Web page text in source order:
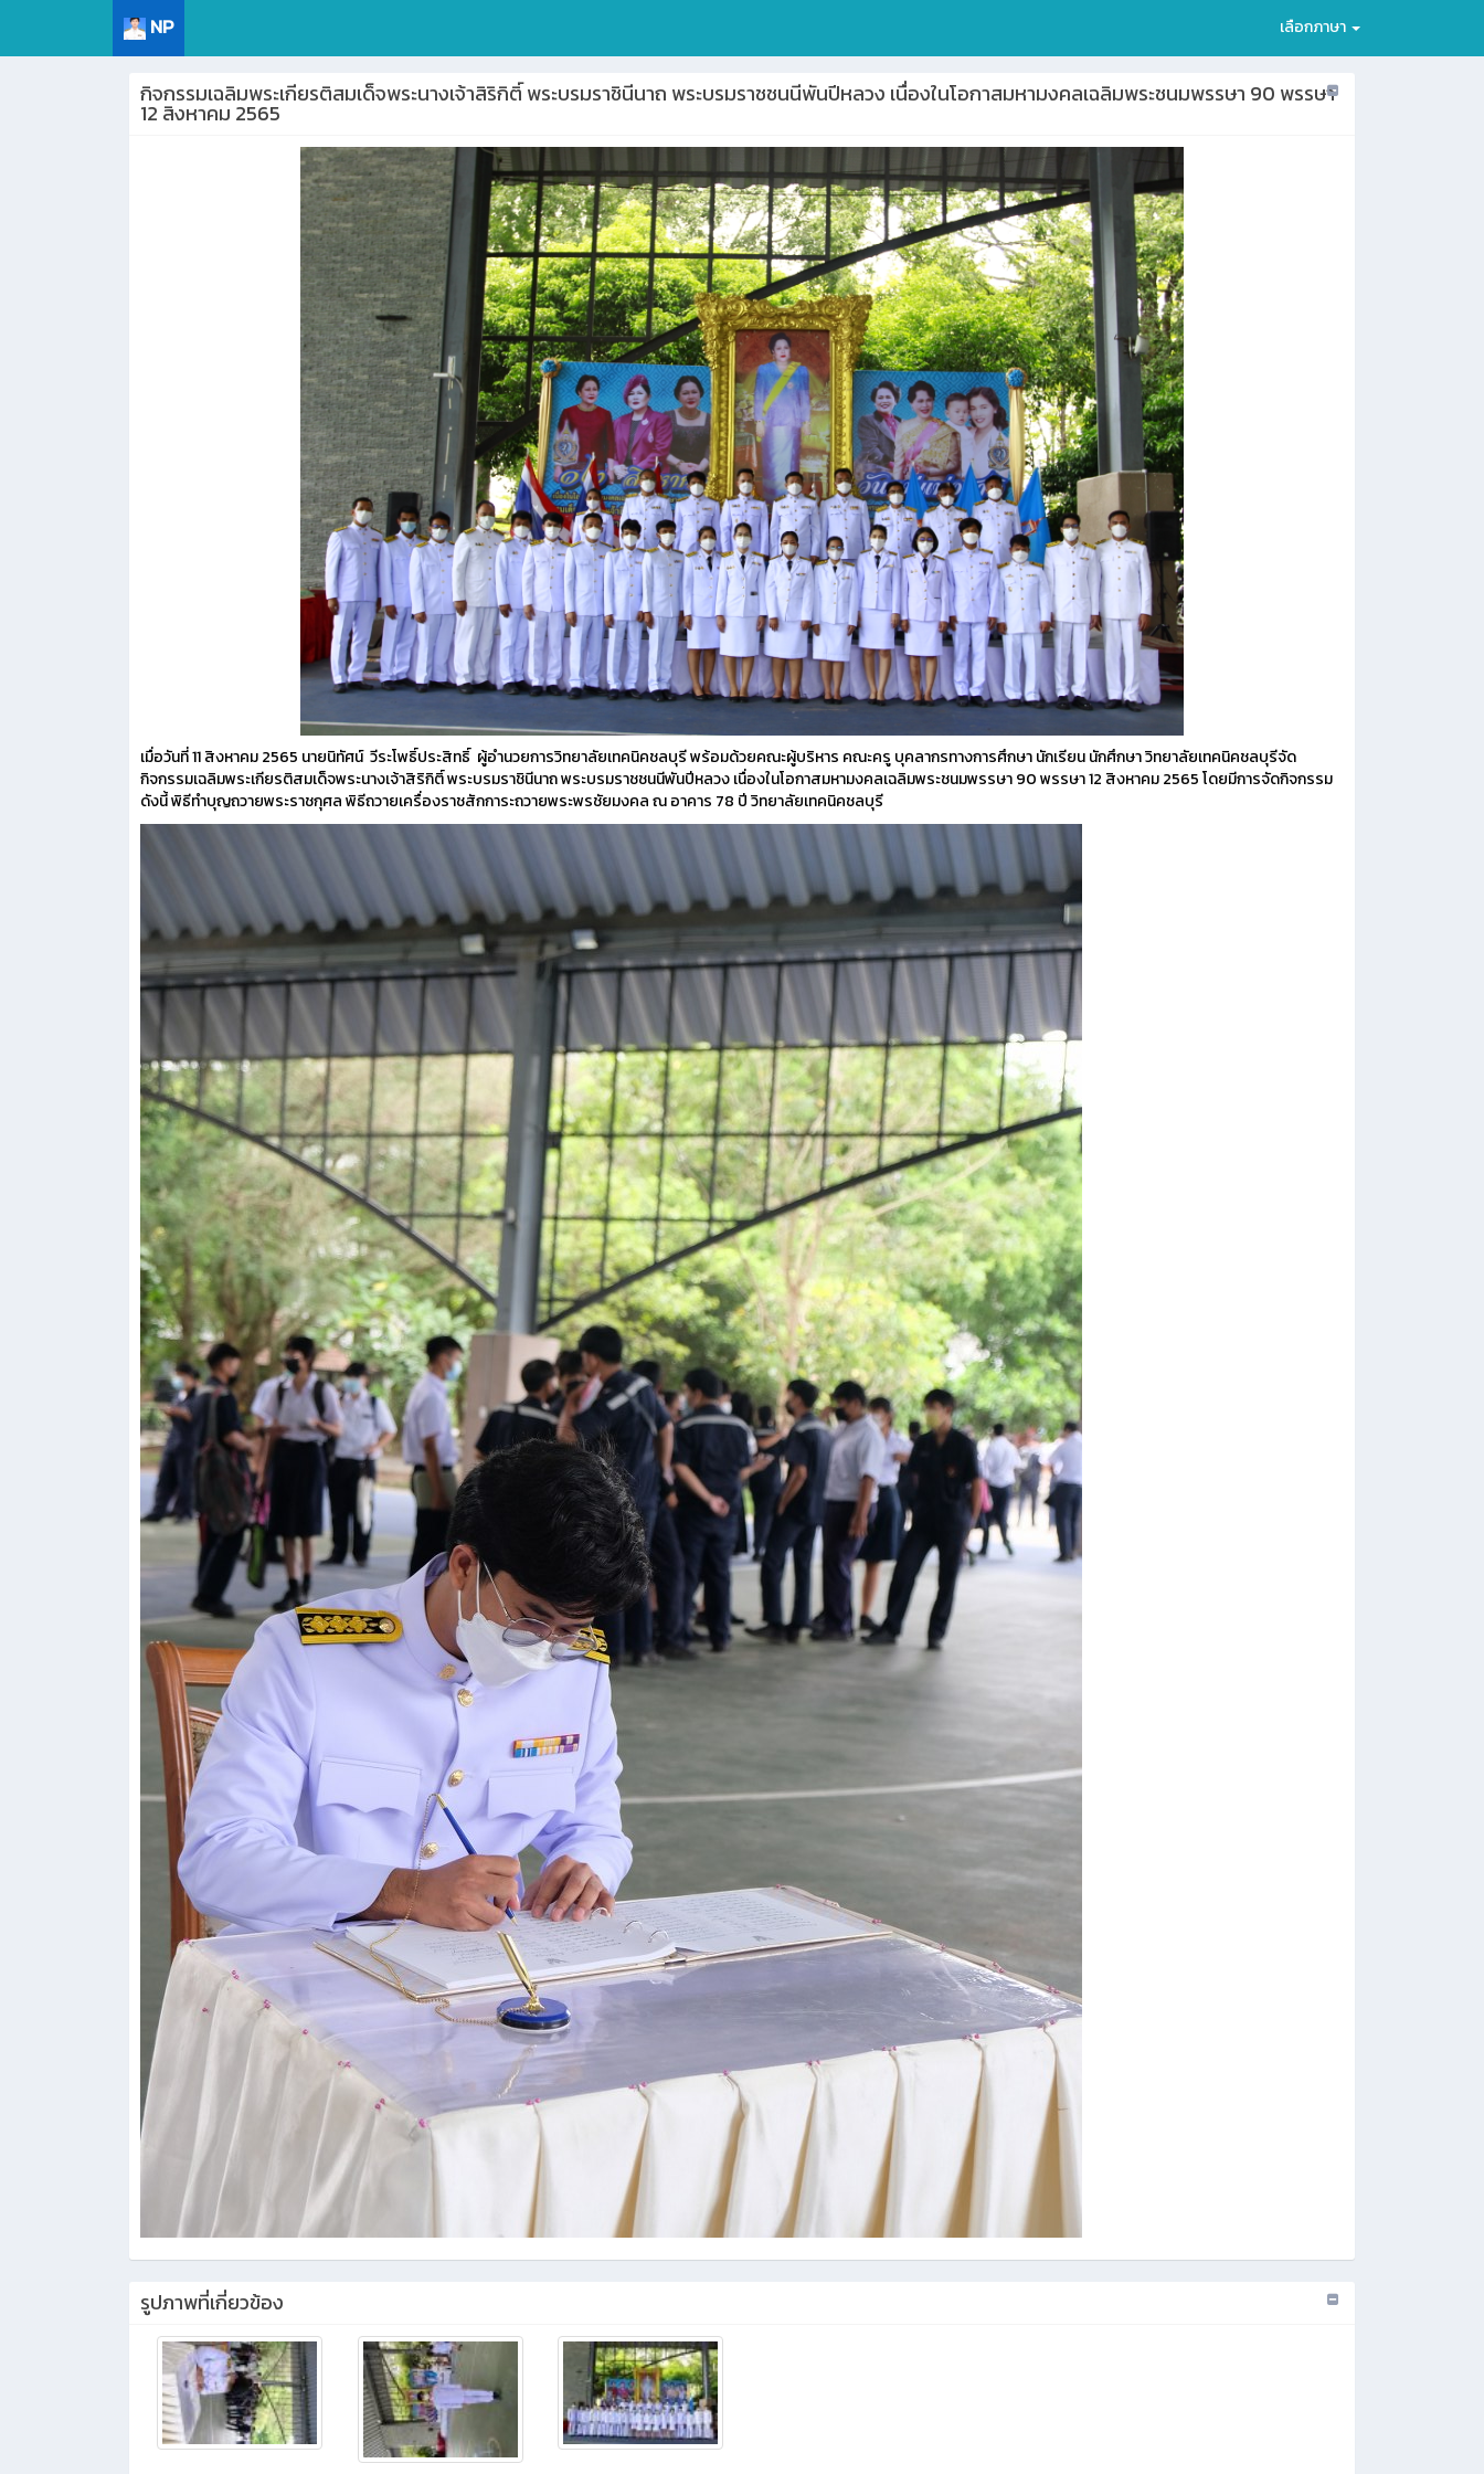
NP เลือกภาษา
กิจกรรมเฉลิมพระเกียรติสมเด็จพระนางเจ้าสิริกิติ์ พระบรมราชินีนาถ พระบรมราชชนนีพันปีหลวง เนื่องในโอกาสมหามงคลเฉลิมพระชนมพรรษา 90 พรรษา
12 สิงหาคม 2565
เมื่อวันที่ 11 สิงหาคม 2565 นายนิทัศน์ วีระโพธิ์ประสิทธิ์ ผู้อำนวยการวิทยาลัยเทคนิคชลบุรี พร้อมด้วยคณะผู้บริหาร คณะครู บุคลากรทางการศึกษา นักเรียน นักศึกษา วิทยาลัยเทคนิคชลบุรีจัด
กิจกรรมเฉลิมพระเกียรติสมเด็จพระนางเจ้าสิริกิติ์ พระบรมราชินีนาถ พระบรมราชชนนีพันปีหลวง เนื่องในโอกาสมหามงคลเฉลิมพระชนมพรรษา 90 พรรษา 12 สิงหาคม 2565 โดยมีการจัดกิจกรรม
ดังนี้ พิธีทําบุญถวายพระราชกุศล พิธีถวายเครื่องราชสักการะถวายพระพรชัยมงคล ณ อาคาร 78 ปี วิทยาลัยเทคนิคชลบุรี
รูปภาพที่เกี่ยวข้อง